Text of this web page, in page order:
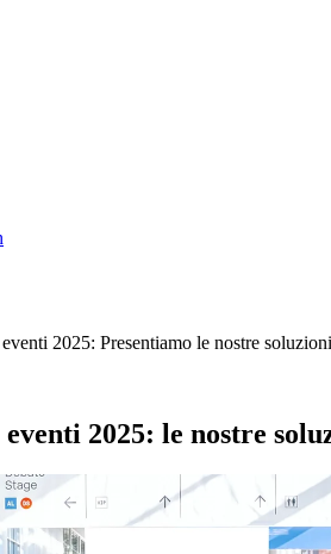
2025: Presentiamo le nostre
2025: le nostre